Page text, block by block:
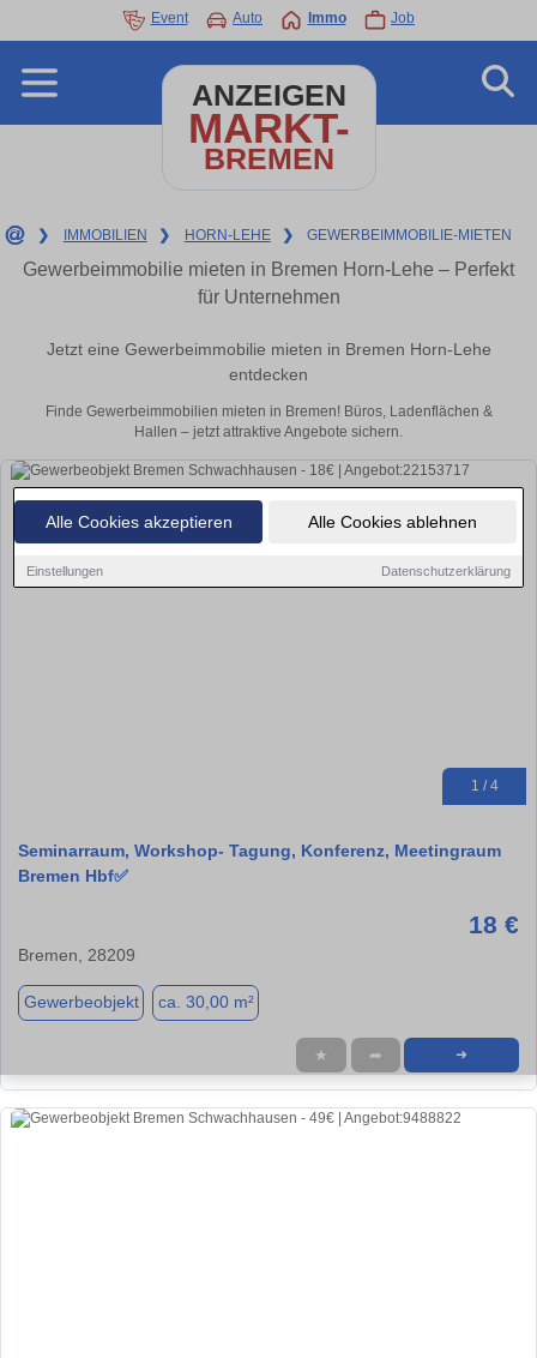
Alle Cookies akzeptieren Alle Cookies ablehnen
Einstellungen Datenschutzerklärung
Event Auto Immo Job
ANZEIGEN
MARKT-
BREMEN
❯ IMMOBILIEN ❯ HORN-LEHE ❯ GEWERBEIMMOBILIE-MIETEN
Gewerbeimmobilie mieten in Bremen Horn-Lehe – Perfekt
für Unternehmen
Jetzt eine Gewerbeimmobilie mieten in Bremen Horn-Lehe
entdecken
Finde Gewerbeimmobilien mieten in Bremen! Büros, Ladenflächen &
Hallen – jetzt attraktive Angebote sichern.
1 / 4
Seminarraum, Workshop- Tagung, Konferenz, Meetingraum
Bremen Hbf✅
18 €
Bremen, 28209
Gewerbeobjekt ca. 30,00 m²
★ ➦ ➜